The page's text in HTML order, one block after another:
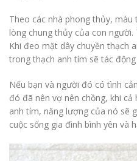
Theo các nhà phong thủy,
lòng chung thủy của con người.
Khi đeo mặt dây chuyền thạch
trong thạch anh tím sẽ tác
Nếu bạn và người đó có tình
đó đã nên vợ nên chồng, khi
anh tím, năng lượng của nó sẽ
cuộc sống gia đình bình yên và